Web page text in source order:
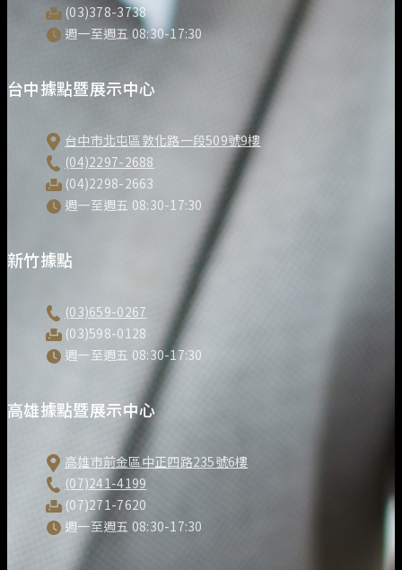
(03)378-3738
週一至週五 08:30-17:30
台中據點暨展示中心
台中市北屯區敦化路一段509號9樓
(04)2297-2688
(04)2298-2663
週一至週五 08:30-17:30
新竹據點
(03)659-0267
(03)598-0128
週一至週五 08:30-17:30
高雄據點暨展示中心
高雄市前金區中正四路235號6樓
(07)241-4199
(07)271-7620
週一至週五 08:30-17:30